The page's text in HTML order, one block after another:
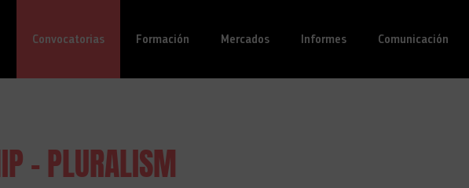
Convocatorias(actual)Formación Mercados Informes Comunicación
- PLURALISM